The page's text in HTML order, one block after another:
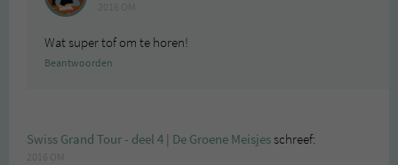
Wat super tof om te horen!
Beantwoorden
Swiss Grand Tour - deel 4 | De Groene Meisjesschreef: